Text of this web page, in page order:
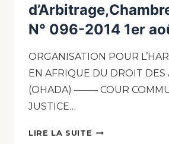
N° 096-2014 1er
ORGANISATION POUR
EN AFRIQUE DU DROIT DES
(OHADA) ——– COUR
JUSTICE…
LIRE LA SUITE